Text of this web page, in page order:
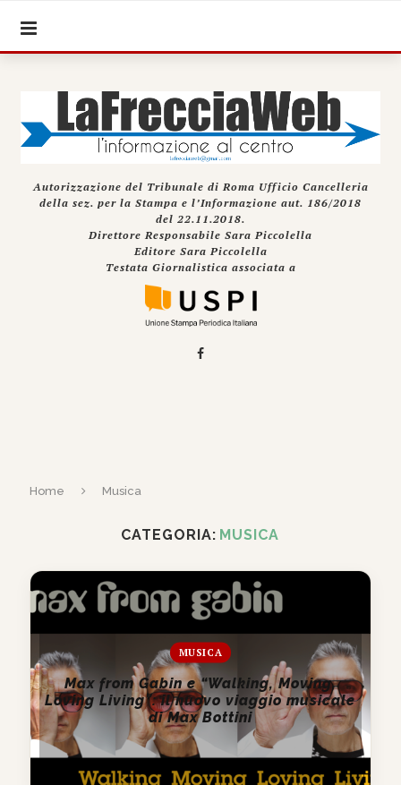
Autorizzazione del Tribunale di Roma Ufficio Cancelleria
della sez. per la Stampa e l’Informazione aut. 186/2018
del 22.11.2018.
Direttore Responsabile Sara Piccolella
Editore Sara Piccolella
Testata Giornalistica associata a
Home Musica
CATEGORIA: MUSICA
MUSICA
Max from Gabin e “Walking, Moving,
Loving Living”: il nuovo viaggio musicale
di Max Bottini